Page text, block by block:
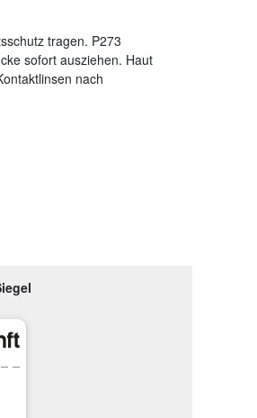
tragen. P273
sofort ausziehen. Haut
nach